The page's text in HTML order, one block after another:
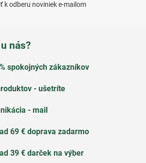
k odberu noviniek e-mailom
nás?
spokojných zákazníkov
- ušetríte
- mail
69 € doprava zadarmo
39 € darček na výber